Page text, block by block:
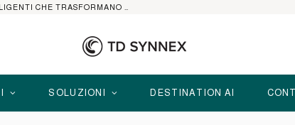
SOLUZIONI DESTINATION AI